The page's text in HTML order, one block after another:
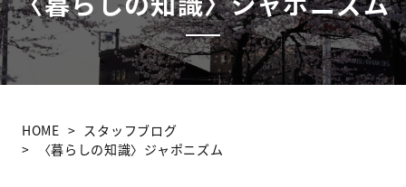
HOME
スタッフブログ
〈暮らしの知識〉ジャポニズム